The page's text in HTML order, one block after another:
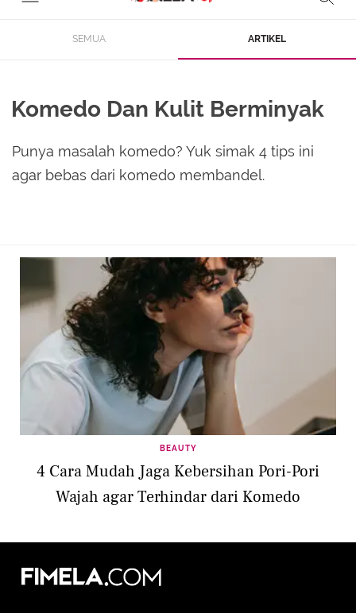
SEMUA ARTIKEL
Komedo Dan Kulit Berminyak
Punya masalah komedo? Yuk simak 4 tips ini
agar bebas dari komedo membandel.
BEAUTY
4 Cara Mudah Jaga Kebersihan Pori-Pori
Wajah agar Terhindar dari Komedo